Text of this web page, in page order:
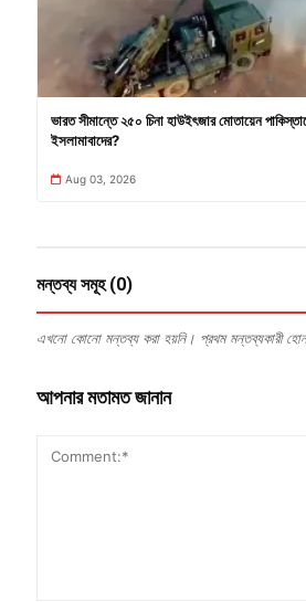
ভারত সীমান্তে ২৫০ চিনা হাউইৎজার মোতায়েন
ইসলামাবাদের?
Aug 03, 2026
মন্তব্য সমূহ (0)
এখনো কোনো মন্তব্য করা হয়নি। প্রথম মন্তব্যকারী
আপনার মতামত জানান